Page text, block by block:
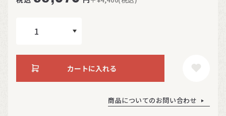
カートに入れる
商品についてのお問い合わせ